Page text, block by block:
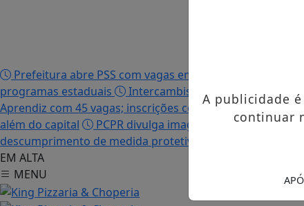
Prefeitura abre PSS com vagas em seis funções e
programas estaduais
Intercambista palmense
Aprendiz com 45 vagas; inscrições começam nesta terça-
além do capital
PCPR divulga imagem de suspeito de
descumprimento de medida protetiva e tentativa de
EM ALTA
MENU
A publicidade
continuar